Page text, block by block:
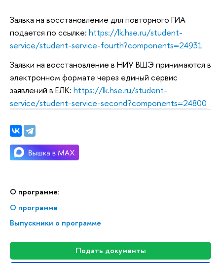
О программе:
О программе
Выпускники о программе
Подать документы
Заявка на восстановление для повторного ГИА
подается по ссылке: https://lk.hse.ru/student-
service/student-service-fourth?components=24931
Заявки на восстановление в НИУ ВШЭ принимаются в
электронном формате через единый сервис
заявлений в ЕЛК: https://lk.hse.ru/student-
service/student-service-second?components=24800